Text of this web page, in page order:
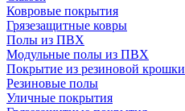
Ковровые покрытия
Грязезащитные ковры
Полы из ПВХ
Модульные полы из ПВХ
Покрытие из резиновой крошки
Резиновые полы
Уличные покрытия